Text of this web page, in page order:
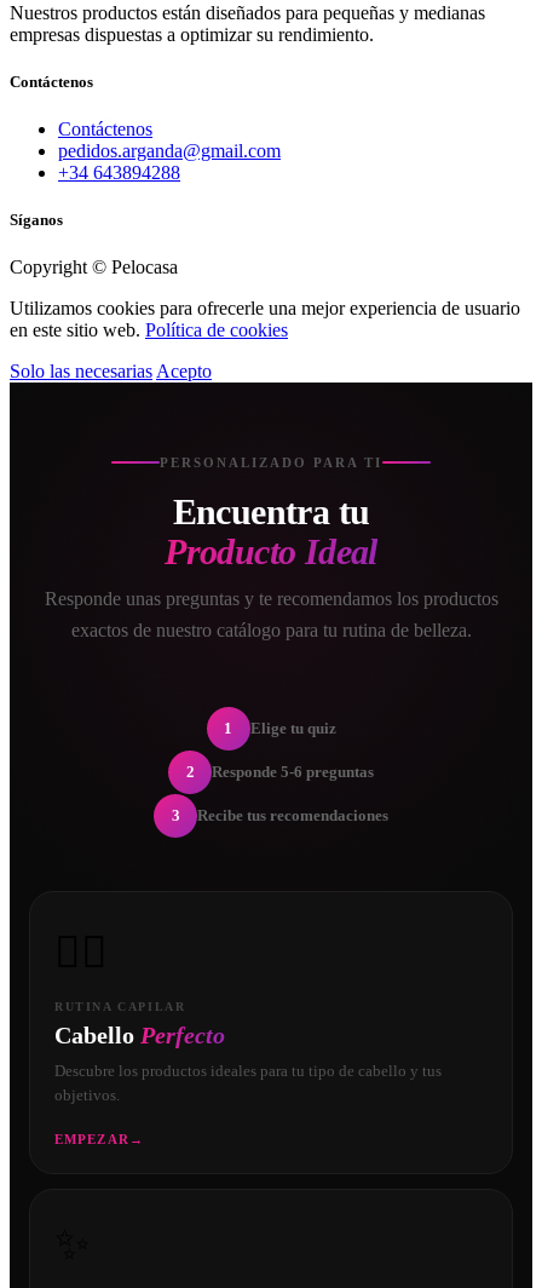
Nuestros productos están diseñados para pequeñas y medianas
empresas dispuestas a optimizar su rendimiento.
Contáctenos
Contáctenos
pedidos.arganda@gmail.com
+34 643894288
Síganos
Copyright © Pelocasa
Utilizamos cookies para ofrecerle una mejor experiencia de usuario
en este sitio web. Política de cookies
Solo las necesarias Acepto
PERSONALIZADO PARA TI
Encuentra tu
Producto Ideal
Responde unas preguntas y te recomendamos los productos
exactos de nuestro catálogo para tu rutina de belleza.
1 Elige tu quiz
2 Responde 5-6 preguntas
3 Recibe tus recomendaciones
RUTINA CAPILAR
Cabello Perfecto
Descubre los productos ideales para tu tipo de cabello y tus
objetivos.
EMPEZAR →